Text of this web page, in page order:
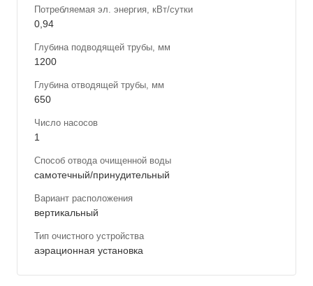
Потребляемая эл. энергия, кВт/сутки
0,94
Глубина подводящей трубы, мм
1200
Глубина отводящей трубы, мм
650
Число насосов
1
Способ отвода очищенной воды
самотечный/принудительный
Вариант расположения
вертикальный
Тип очистного устройства
аэрационная установка